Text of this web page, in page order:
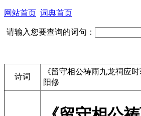
网站首页 词典首页
请输入您要查询的词句：
诗词
《留守相公祷雨九龙祠应
阳修